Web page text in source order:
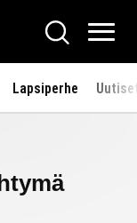
Hae
Lapsiperhe